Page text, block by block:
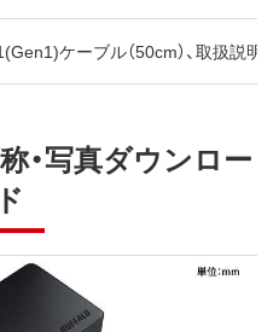
ケーブル（50cm）、取扱説明書
・写真ダウンロー
ド